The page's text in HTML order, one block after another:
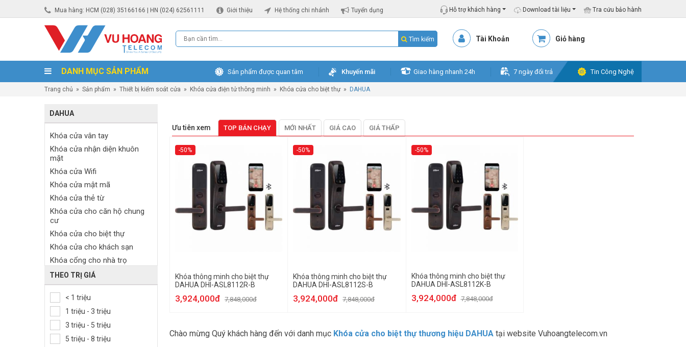
Mua hàng: HCM (028) 35166166 | HN (024) 62561111 Giới thiệu Hệ thống chi nhánh Tuyển dụng Hỗ trợ khách hàng Download tài liệu Tra cứu bảo hành
Tìm kiếm Tài Khoản Giỏ hàng
DANH MỤC SẢN PHẨM Sản phẩm được quan tâm Khuyến mãi Giao hàng nhanh 24h 7 ngày đổi trả Tin Công Nghệ
Trang chủ » Sản phẩm » Thiết bị kiểm soát cửa » Khóa cửa điện tử thông minh » Khóa cửa cho biệt thự » DAHUA
DAHUA
Khóa cửa vân tay
Khóa cửa nhận diện khuôn
mặt
Khóa cửa Wifi
Khóa cửa mật mã
Khóa cửa thẻ từ
Khóa cửa cho căn hộ chung
cư
Khóa cửa cho biệt thự
Khóa cửa cho khách sạn
Khóa cổng cho nhà trọ
Khóa cửa gỗ
Khóa cửa sắt ngoài trời
Khóa cửa nhôm
Khóa cửa kính
Khóa tủ khách sạn
Khóa cửa tủ đồ
THEO TRỊ GIÁ
< 1 triệu
1 triệu - 3 triệu
3 triệu - 5 triệu
5 triệu - 8 triệu
Ưu tiên xem TOP BÁN CHẠY MỚI NHẤT GIÁ CAO GIÁ THẤP
-50%
Khóa thông minh cho biệt thự
DAHUA DHI-ASL8112R-B
3,924,000đ 7,848,000đ
-50%
Khóa thông minh cho biệt thự
DAHUA DHI-ASL8112S-B
3,924,000đ 7,848,000đ
-50%
Khóa thông minh cho biệt thự
DAHUA DHI-ASL8112K-B
3,924,000đ 7,848,000đ
Chào mừng Quý khách hàng đến với danh mục Khóa cửa cho biệt thự thương hiệu DAHUA tại website Vuhoangtelecom.vn